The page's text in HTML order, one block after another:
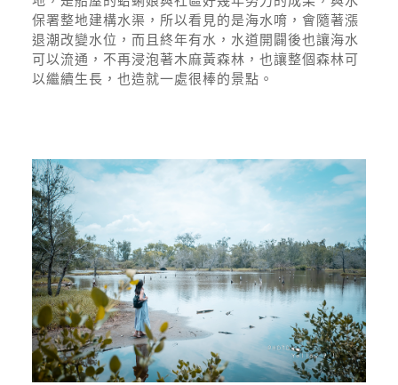
保署整地建構水渠，所以看見的是海水唷，會隨著漲
退潮改變水位，而且終年有水，水道開闢後也讓海水
可以流通，不再浸泡著木麻黃森林，也讓整個森林可
以繼續生長，也造就一處很棒的景點。